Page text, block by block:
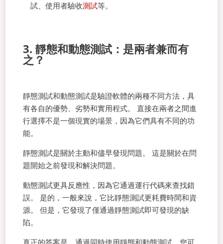
試、使用者驗收測試等。
3. 靜態和動態測試：是兩者兼而有
之？
靜態測試和動態測試是驗證軟體的兩種不同方法，具
有各自的優勢、劣勢和實用程式。 直接在兩者之間進
行選擇不是一個現實的場景，因為它們具有不同的功
能。
靜態測試是關於主動和儘早發現問題。 這是關於在問
題開始之前發現和解決問題。
動態測試更具反應性，因為它通過運行代碼來查找錯
誤。 是的，一般來說，它比靜態測試更耗費時間和資
源。 但是，它發現了僅通過靜態測試即可發現的缺
陷。